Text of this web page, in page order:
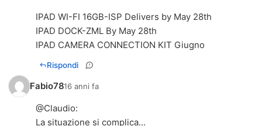
IPAD WI-FI 16GB-ISP Delivers by May 28th
IPAD DOCK-ZML By May 28th
IPAD CAMERA CONNECTION KIT Giugno
Rispondi
Fabio7816 anni fa
@Claudio:
La situazione si complica...